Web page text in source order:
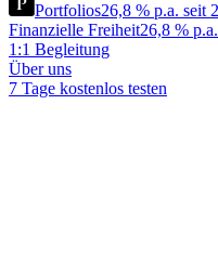
Portfolios26,8 % p.a. seit
Finanzielle Freiheit26,8 % p.a.
1:1 Begleitung
Über uns
7 Tage kostenlos testen